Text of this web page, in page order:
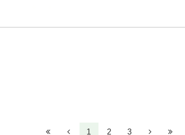
1 2 3